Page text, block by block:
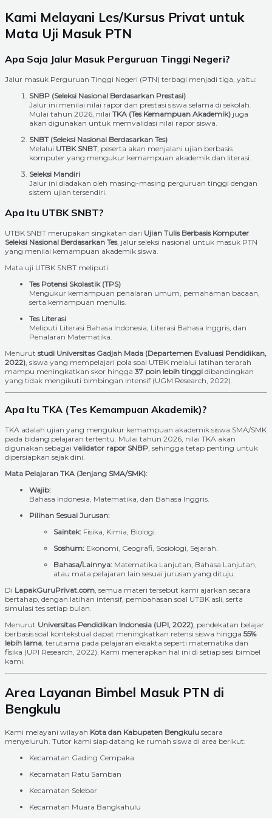
Kami Melayani Les/Kursus Privat untuk
Mata Uji Masuk PTN
Apa Saja Jalur Masuk Perguruan Tinggi Negeri?
Jalur masuk Perguruan Tinggi Negeri (PTN) terbagi menjadi tiga, yaitu:
SNBP (Seleksi Nasional Berdasarkan Prestasi)
Jalur ini menilai nilai rapor dan prestasi siswa selama di sekolah.
Mulai tahun 2026, nilai TKA (Tes Kemampuan Akademik) juga
akan digunakan untuk memvalidasi nilai rapor siswa.
SNBT (Seleksi Nasional Berdasarkan Tes)
Melalui UTBK SNBT, peserta akan menjalani ujian berbasis
komputer yang mengukur kemampuan akademik dan literasi.
Seleksi Mandiri
Jalur ini diadakan oleh masing-masing perguruan tinggi dengan
sistem ujian tersendiri.
Apa Itu UTBK SNBT?
UTBK SNBT merupakan singkatan dari Ujian Tulis Berbasis Komputer
Seleksi Nasional Berdasarkan Tes, jalur seleksi nasional untuk masuk PTN
yang menilai kemampuan akademik siswa.
Mata uji UTBK SNBT meliputi:
Tes Potensi Skolastik (TPS)
Mengukur kemampuan penalaran umum, pemahaman bacaan,
serta kemampuan menulis.
Tes Literasi
Meliputi Literasi Bahasa Indonesia, Literasi Bahasa Inggris, dan
Penalaran Matematika.
Menurut studi Universitas Gadjah Mada (Departemen Evaluasi Pendidikan,
2022) , siswa yang mempelajari pola soal UTBK melalui latihan terarah
mampu meningkatkan skor hingga 37 poin lebih tinggi dibandingkan
yang tidak mengikuti bimbingan intensif (UGM Research, 2022).
Apa Itu TKA (Tes Kemampuan Akademik)?
TKA adalah ujian yang mengukur kemampuan akademik siswa SMA/SMK
pada bidang pelajaran tertentu. Mulai tahun 2026, nilai TKA akan
digunakan sebagai validator rapor SNBP , sehingga tetap penting untuk
dipersiapkan sejak dini.
Mata Pelajaran TKA (Jenjang SMA/SMK):
Wajib:
Bahasa Indonesia, Matematika, dan Bahasa Inggris.
Pilihan Sesuai Jurusan:
Saintek: Fisika, Kimia, Biologi.
Soshum: Ekonomi, Geografi, Sosiologi, Sejarah.
Bahasa/Lainnya: Matematika Lanjutan, Bahasa Lanjutan,
atau mata pelajaran lain sesuai jurusan yang dituju.
Di LapakGuruPrivat.com , semua materi tersebut kami ajarkan secara
bertahap, dengan latihan intensif, pembahasan soal UTBK asli, serta
simulasi tes setiap bulan.
Menurut Universitas Pendidikan Indonesia (UPI, 2022) , pendekatan belajar
berbasis soal kontekstual dapat meningkatkan retensi siswa hingga 55%
lebih lama , terutama pada pelajaran eksakta seperti matematika dan
fisika (UPI Research, 2022). Kami menerapkan hal ini di setiap sesi bimbel
kami.
Area Layanan Bimbel Masuk PTN di
Bengkulu
Kami melayani wilayah Kota dan Kabupaten Bengkulu secara
menyeluruh. Tutor kami siap datang ke rumah siswa di area berikut:
Kecamatan Gading Cempaka
Kecamatan Ratu Samban
Kecamatan Selebar
Kecamatan Muara Bangkahulu